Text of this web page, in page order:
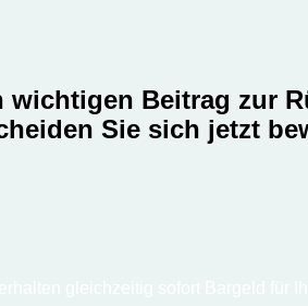
wichtigen Beitrag zur
Sie sich jetzt